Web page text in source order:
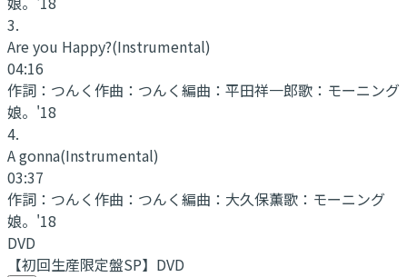
3.
Are you Happy?(Instrumental)
04:16
作詞： つんく作曲： つんく編曲： 平田祥一郎歌： モーニング
娘。'18
4.
A gonna(Instrumental)
03:37
作詞： つんく作曲： つんく編曲： 大久保薫歌： モーニング
娘。'18
DVD
【初回生産限定盤SP】DVD